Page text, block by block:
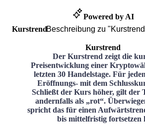
Powered by AI
KurstrendBeschreibung zu
Kurstrend
Der Kurstrend zeigt die
Preisentwicklung einer
letzten 30 Handelstage. Für
Eröffnungs- mit dem
Schließt der Kurs höher, gilt der
andernfalls als „rot“.
spricht das für einen
bis mittelfristig fortsetzen